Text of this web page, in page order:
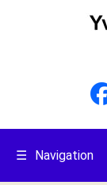
☰ Navigation